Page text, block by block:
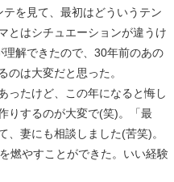
を見て、最初はどういうテン
とはシチュエーションが違うけ
解できたので、30年前のあの
のは大変だと思った。
たけど、この年になると悔し
りするのが大変で(笑)。「最
、妻にも相談しました(苦笑)。
燃やすことができた。いい経験